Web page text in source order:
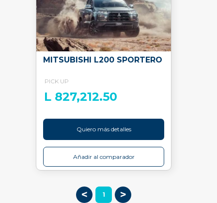
MITSUBISHI L200 SPORTERO
PICK UP
L 827,212.50
Quiero más detalles
Añadir al comparador
< 1 >